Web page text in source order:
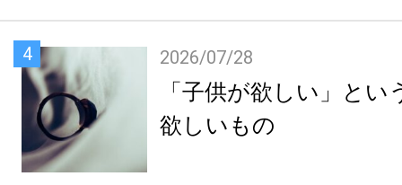
4 2026/07/28
「子供が欲しい」とい
欲しいもの